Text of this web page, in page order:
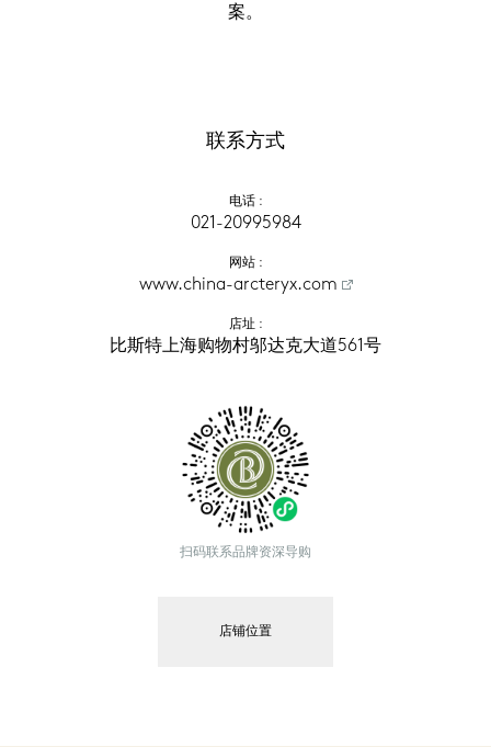
案。
联系方式
电话 :
021-20995984
网站 :
www.china-arcteryx.com
店址 :
比斯特上海购物村邬达克大道561号
扫码联系品牌资深导购
店铺位置